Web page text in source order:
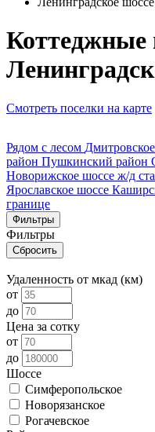
Коттеджные
Смотреть поселки на карте
Рядом с лесом
район Пушкинский район
Новорижское шоссе ж/д
Ярославское шоссе
границе
Фильтры
Фильтры
Удаленность от мкад (км)
от
до
Цена за сотку
от
до
Шоссе
Симферопольское
Новорязанское
Рогачевское